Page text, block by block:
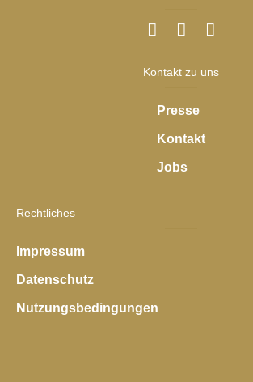
Kontakt zu uns
Presse
Kontakt
Jobs
Rechtliches
Impressum
Datenschutz
Nutzungsbedingungen